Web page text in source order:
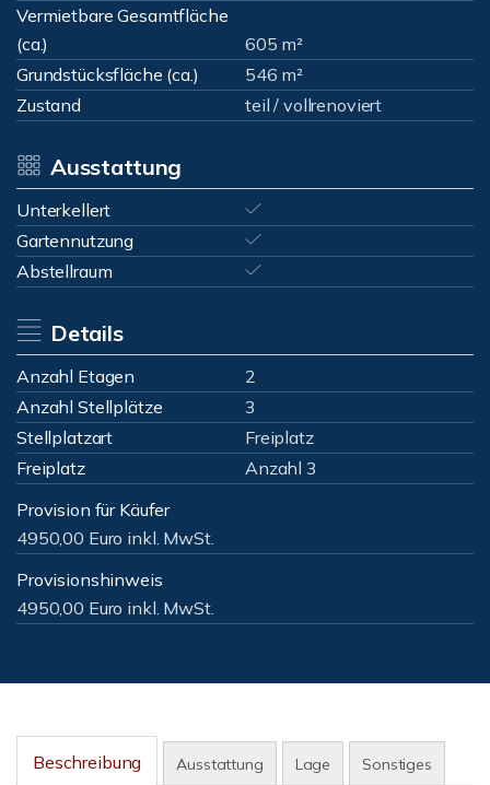
Vermietbare Gesamtfläche
(ca.)
605 m²
Grundstücksfläche (ca.)
546 m²
Zustand
teil / vollrenoviert
Ausstattung
Unterkellert
Gartennutzung
Abstellraum
Details
Anzahl Etagen
2
Anzahl Stellplätze
3
Stellplatzart
Freiplatz
Freiplatz
Anzahl 3
Provision für Käufer
4950,00 Euro inkl. MwSt.
Provisionshinweis
4950,00 Euro inkl. MwSt.
Beschreibung Ausstattung Lage Sonstiges